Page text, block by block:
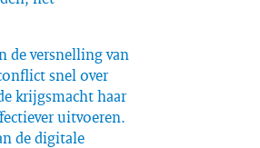
de versnelling van
snel over
krijgsmacht haar
uitvoeren.
de digitale